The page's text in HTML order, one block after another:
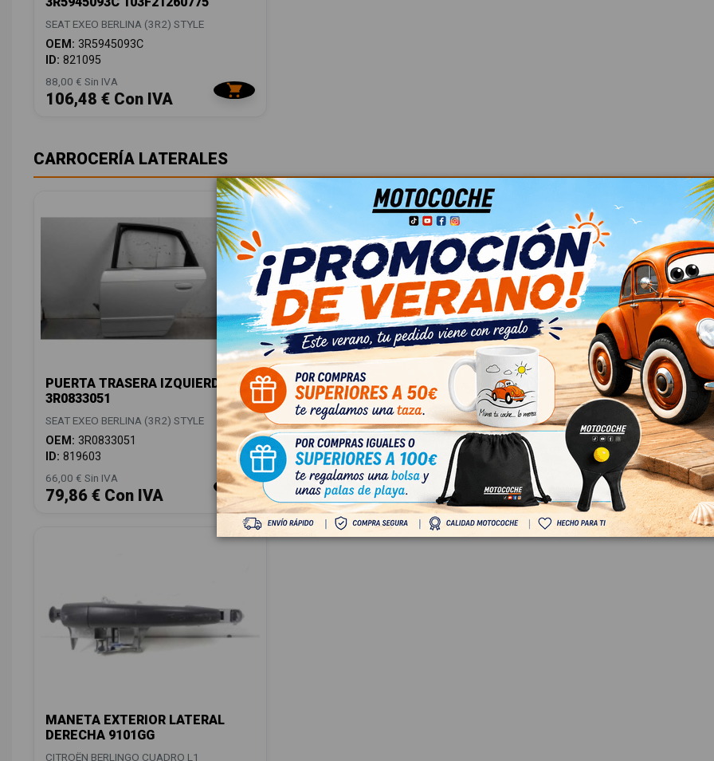
SEAT EXEO BERLINA (3R2) STYLE
OEM: 3R5945093C
ID: 821095
88,00 € Sin IVA
106,48 € Con IVA
CARROCERÍA LATERALES
PUERTA TRASERA IZQUIERDA
3R0833051
SEAT EXEO BERLINA (3R2) STYLE
OEM: 3R0833051
ID: 819603
66,00 € Sin IVA
79,86 € Con IVA
MANETA EXTERIOR DELANTERA
DERECHA 4B0839885
SEAT EXEO BERLINA (3R2) STYLE
OEM:4B0839885
ID:819653
12,00 € Sin IVA
14,52 € Con IVA
MANETA EXTERIOR
DERECHA 8P0839885
SEAT EXEO BERLINA (3R2)
OEM:
8P0839885
ID:819655
18,00 € Sin IVA
21,78 € Con IVA
MANETA EXTERIOR LATERAL
DERECHA 9101GG
CITROËN BERLINGO CUADRO L1